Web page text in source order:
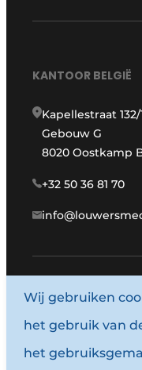
KANTOOR BELGIË
Kapellestraat 132/
Gebouw G
8020 Oostkamp
+32 50 36 81 70
© 1987 -
Wij gebruiken
het gebruik van
het